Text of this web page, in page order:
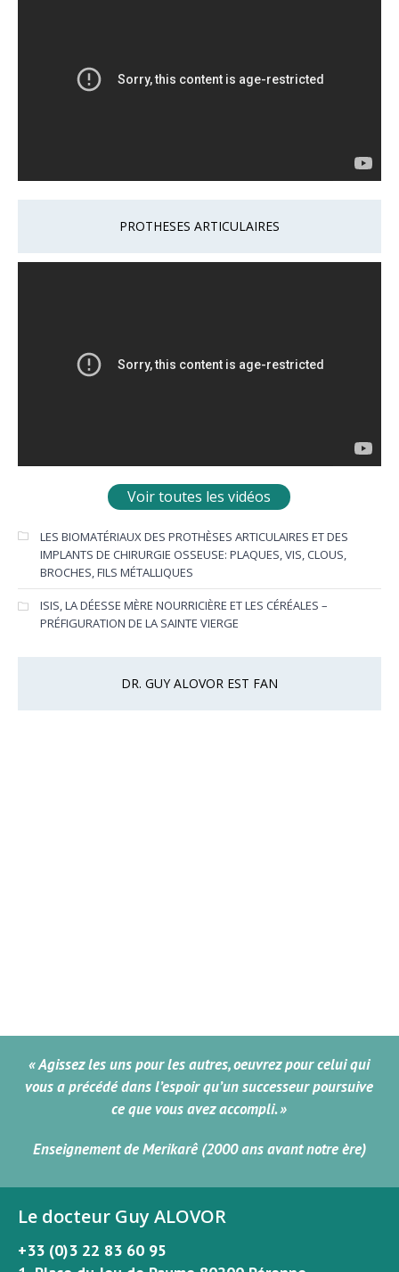
PROTHESES ARTICULAIRES
Voir toutes les vidéos
LES BIOMATÉRIAUX DES PROTHÈSES ARTICULAIRES ET DES
IMPLANTS DE CHIRURGIE OSSEUSE: PLAQUES, VIS, CLOUS,
BROCHES, FILS MÉTALLIQUES
ISIS, LA DÉESSE MÈRE NOURRICIÈRE ET LES CÉRÉALES –
PRÉFIGURATION DE LA SAINTE VIERGE
DR. GUY ALOVOR EST FAN
« Agissez les uns pour les autres, oeuvrez pour celui qui
vous a précédé dans l’espoir qu’un successeur poursuive
ce que vous avez accompli. »
Enseignement de Merikarê (2000 ans avant notre ère)
Le docteur Guy ALOVOR
+33 (0)3 22 83 60 95